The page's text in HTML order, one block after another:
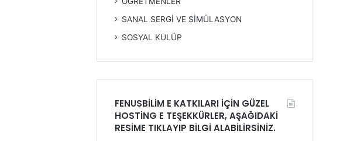
SANAL SERGİ VE SİMÜLASYON
SOSYAL KULÜP
FENUSBİLİM E KATKILARI İÇİN GÜZEL
HOSTİNG E TEŞEKKÜRLER, AŞAĞIDAKİ
RESİME TIKLAYIP BİLGİ ALABİLİRSİNİZ.